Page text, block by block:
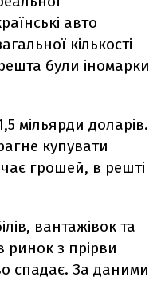
авто
кількості
були іномарки
мільярди доларів.
купувати
грошей, в решті
вантажівок та
ринок з прірви
спадає. За даними